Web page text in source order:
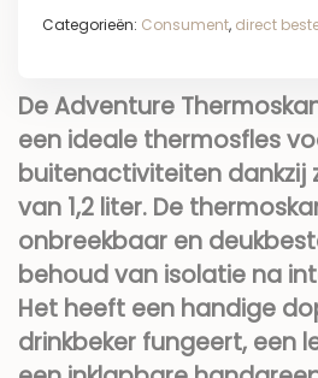
Categorieën: Consument, direct
De Adventure
een ideale thermosfles
buitenactiviteiten dankzij
van 1,2 liter. De
onbreekbaar en
behoud van isolatie na
Het heeft een handige
drinkbeker fungeert, een